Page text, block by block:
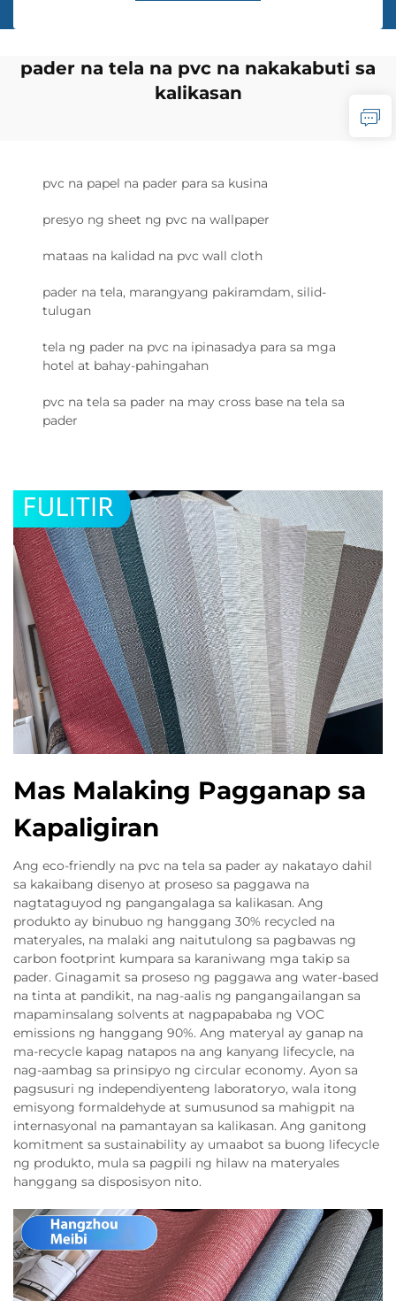
pader na tela na pvc na nakakabuti sa
kalikasan
pvc na papel na pader para sa kusina
presyo ng sheet ng pvc na wallpaper
mataas na kalidad na pvc wall cloth
pader na tela, marangyang pakiramdam, silid-
tulugan
tela ng pader na pvc na ipinasadya para sa mga
hotel at bahay-pahingahan
pvc na tela sa pader na may cross base na tela sa
pader
Mas Malaking Pagganap sa
Kapaligiran
Ang eco-friendly na pvc na tela sa pader ay nakatayo dahil
sa kakaibang disenyo at proseso sa paggawa na
nagtataguyod ng pangangalaga sa kalikasan. Ang
produkto ay binubuo ng hanggang 30% recycled na
materyales, na malaki ang naitutulong sa pagbawas ng
carbon footprint kumpara sa karaniwang mga takip sa
pader. Ginagamit sa proseso ng paggawa ang water-based
na tinta at pandikit, na nag-aalis ng pangangailangan sa
mapaminsalang solvents at nagpapababa ng VOC
emissions ng hanggang 90%. Ang materyal ay ganap na
ma-recycle kapag natapos na ang kanyang lifecycle, na
nag-aambag sa prinsipyo ng circular economy. Ayon sa
pagsusuri ng independiyenteng laboratoryo, wala itong
emisyong formaldehyde at sumusunod sa mahigpit na
internasyonal na pamantayan sa kalikasan. Ang ganitong
komitment sa sustainability ay umaabot sa buong lifecycle
ng produkto, mula sa pagpili ng hilaw na materyales
hanggang sa disposisyon nito.